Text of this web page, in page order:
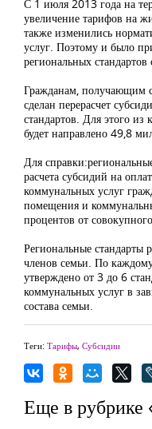
С 1 июля 2013 года на
увеличение тарифов на
также изменились
услуг. Поэтому и было
региональных
Гражданам, получающим
сделан перерасчет
стандартов. Для этого из
будет направлено 49,8
Для
расчета субсидий на
коммунальных услуг
помещения и
процентов от
Региональные стандарты
членов семьи. По
утверждено от 3 до 6
коммунальных услуг в
состава семьи.
Теги: Тарифы, Субсидии
Еще в